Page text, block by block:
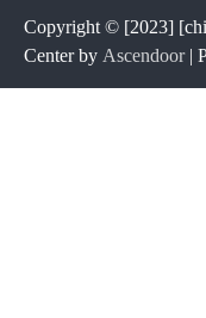
Copyright © [2023]
Center by Ascendoor|